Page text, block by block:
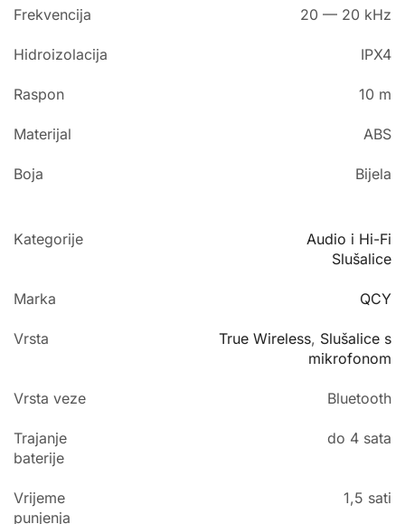
Frekvencija 20 — 20 kHz
Hidroizolacija IPX4
Raspon 10 m
Materijal ABS
Boja Bijela
Kategorije
Audio i Hi-Fi
Slušalice
Marka QCY
Vrsta True Wireless, Slušalice s
mikrofonom
Vrsta veze Bluetooth
Trajanje
baterije
do 4 sata
Vrijeme
punjenja
1,5 sati